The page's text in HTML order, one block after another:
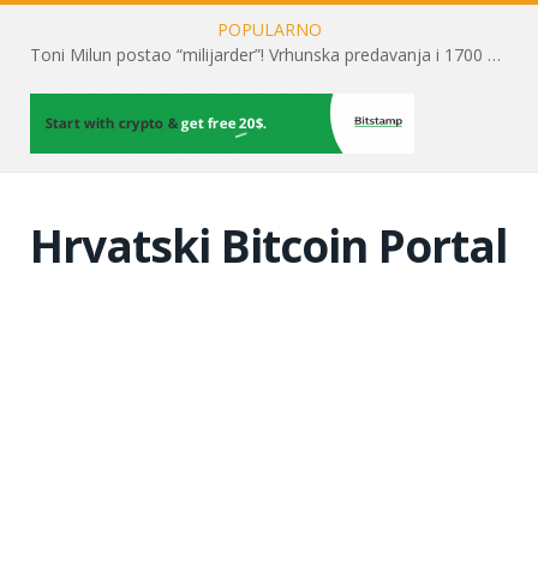
POPULARNO
Toni Milun postao “milijarder”! Vrhunska predavanja i 1700 posjetitelja obilježili su mjesec financijske pismenosti
Hrvatski Bitcoin Portal